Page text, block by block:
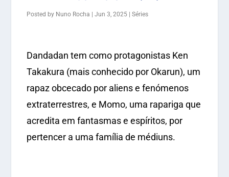
Posted by Nuno Rocha |Jun 3, 2025 |Séries
Dandadan tem como protagonistas Ken
Takakura (mais conhecido por Okarun), um
rapaz obcecado por aliens e fenómenos
extraterrestres, e Momo, uma rapariga que
acredita em fantasmas e espíritos, por
pertencer a uma família de médiuns.